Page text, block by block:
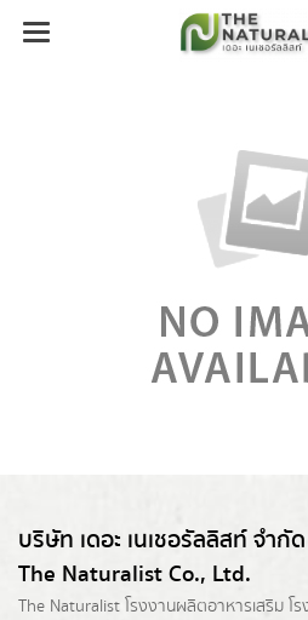
บริษัท เดอะ เนเชอรัลลิสท์ จำกัด
The Naturalist Co., Ltd.
The Naturalist โรงงานผลิตอาหารเสริม โ